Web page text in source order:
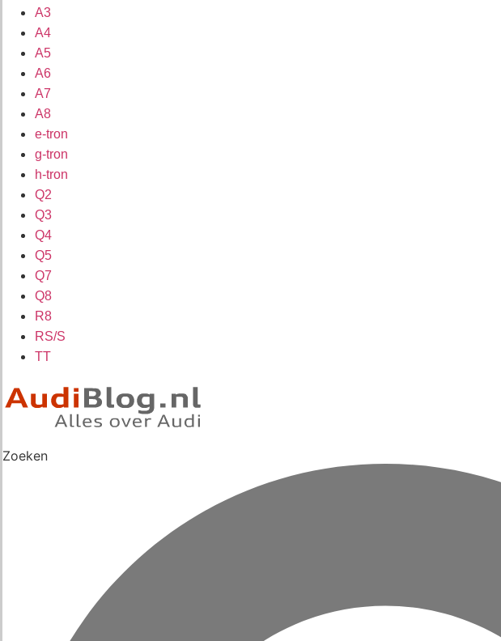
A3
A4
A5
A6
A7
A8
e-tron
g-tron
h-tron
Q2
Q3
Q4
Q5
Q7
Q8
R8
RS/S
TT
Zoeken